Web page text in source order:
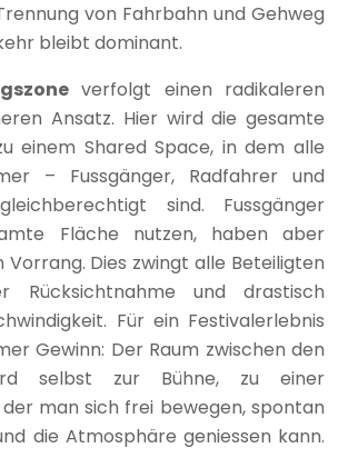
von Fahrbahn und Gehweg
bleibt dominant.
verfolgt einen radikaleren
Ansatz. Hier wird die gesamte
einem Shared Space, in dem alle
– Fussgänger, Radfahrer und
sind. Fussgänger
Fläche nutzen, haben aber
Vorrang. Dies zwingt alle Beteiligten
Rücksichtnahme und drastisch
Für ein Festivalerlebnis
Gewinn: Der Raum zwischen den
selbst zur Bühne, zu einer
man sich frei bewegen, spontan
die Atmosphäre geniessen kann.